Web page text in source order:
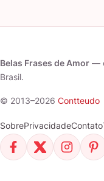
Belas Frases de Amor —
Brasil.
© 2013–2026 Contteudo
SobrePrivacidadeContato